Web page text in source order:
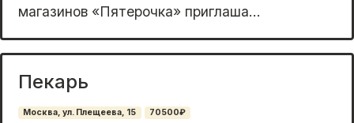
магазинов «Пятерочка» приглаша...
Пекарь
Москва, ул. Плещеева, 15 70500₽